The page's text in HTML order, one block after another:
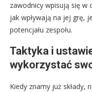
zawodnicy wpisują się w
jak wpływają na jej grę,
potencjału zespołu.
Taktyka i
wykorzystać
Kiedy znamy już składy,